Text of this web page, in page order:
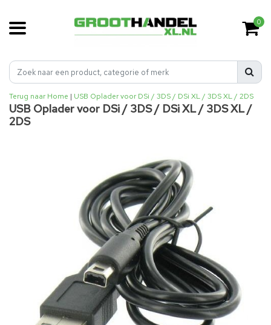
0
Terug naar Home | USB Oplader voor DSi / 3DS / DSi XL / 3DS XL / 2DS
USB Oplader voor DSi / 3DS / DSi XL / 3DS XL /
2DS